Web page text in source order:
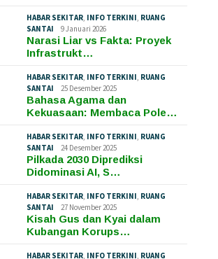
HABAR SEKITAR INFO TERKINI RUANG
SANTAI
9 Januari 2026
Narasi Liar vs Fakta: Proyek
Infrastrukt…
HABAR SEKITAR INFO TERKINI RUANG
SANTAI
25 Desember 2025
Bahasa Agama dan
Kekuasaan: Membaca Pole…
HABAR SEKITAR INFO TERKINI RUANG
SANTAI
24 Desember 2025
Pilkada 2030 Diprediksi
Didominasi AI, S…
HABAR SEKITAR INFO TERKINI RUANG
SANTAI
27 November 2025
Kisah Gus dan Kyai dalam
Kubangan Korups…
HABAR SEKITAR INFO TERKINI RUANG